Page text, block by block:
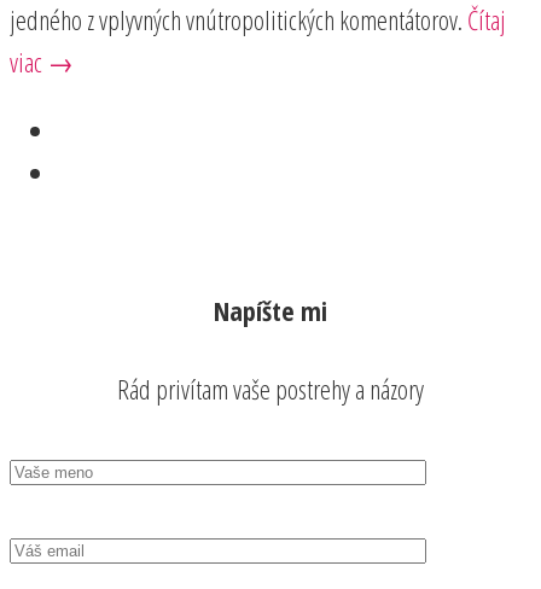
jedného z vplyvných vnútropolitických komentátorov. Čítaj
viac →
Napíšte mi
Rád privítam vaše postrehy a názory